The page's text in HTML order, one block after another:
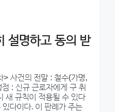
설명하고 동의 받
사건의 전말 : 철수(가명,
: 신규 근로자에게 구 취
새 규칙이 적용될 수 있다
다이다. 이 판례가 주는